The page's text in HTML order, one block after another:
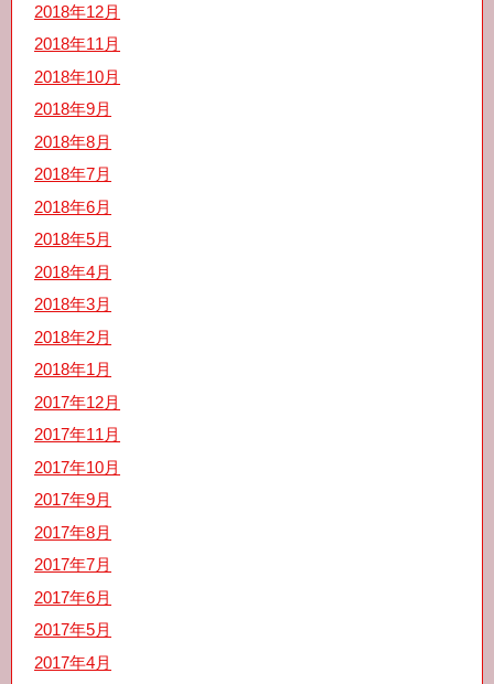
2018年12月
2018年11月
2018年10月
2018年9月
2018年8月
2018年7月
2018年6月
2018年5月
2018年4月
2018年3月
2018年2月
2018年1月
2017年12月
2017年11月
2017年10月
2017年9月
2017年8月
2017年7月
2017年6月
2017年5月
2017年4月